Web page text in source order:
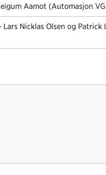
Aamot (Automasjon
Nicklas Olsen og